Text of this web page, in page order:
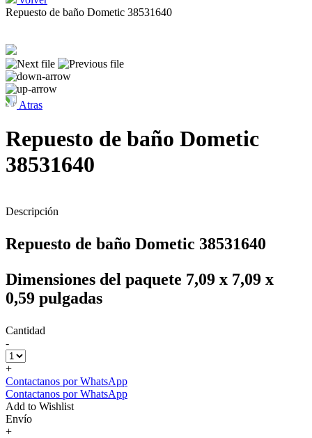
Repuesto de baño Dometic 38531640
Atras
Repuesto de baño Dometic
38531640
Descripción
Repuesto de baño Dometic 38531640
Dimensiones del paquete ‎7,09 x 7,09 x
0,59 pulgadas
Cantidad
-
+
Contactanos por WhatsApp
Contactanos por WhatsApp
Add to Wishlist
Envío
+